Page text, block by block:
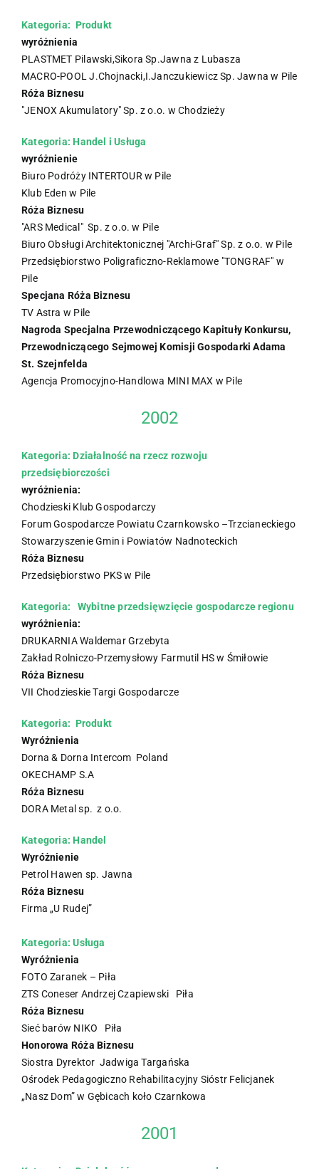
Kategoria: Produkt
wyróżnienia
PLASTMET Pilawski,Sikora Sp.Jawna z Lubasza
MACRO-POOL J.Chojnacki,I.Janczukiewicz Sp. Jawna w Pile
Róża Biznesu
"JENOX Akumulatory" Sp. z o.o. w Chodzieży
Kategoria: Handel i Usługa
wyróżnienie
Biuro Podróży INTERTOUR w Pile
Klub Eden w Pile
Róża Biznesu
"ARS Medical" Sp. z o.o. w Pile
Biuro Obsługi Architektonicznej "Archi-Graf" Sp. z o.o. w Pile
Przedsiębiorstwo Poligraficzno-Reklamowe "TONGRAF" w
Pile
Specjana Róża Biznesu
TV Astra w Pile
Nagroda Specjalna Przewodniczącego Kapituły Konkursu,
Przewodniczącego Sejmowej Komisji Gospodarki Adama
St. Szejnfelda
Agencja Promocyjno-Handlowa MINI MAX w Pile
2002
Kategoria: Działalność na rzecz rozwoju
przedsiębiorczości
wyróżnienia:
Chodzieski Klub Gospodarczy
Forum Gospodarcze Powiatu Czarnkowsko –Trzcianeckiego
Stowarzyszenie Gmin i Powiatów Nadnoteckich
Róża Biznesu
Przedsiębiorstwo PKS w Pile
Kategoria: Wybitne przedsięwzięcie gospodarcze regionu
wyróżnienia:
DRUKARNIA Waldemar Grzebyta
Zakład Rolniczo-Przemysłowy Farmutil HS w Śmiłowie
Róża Biznesu
VII Chodzieskie Targi Gospodarcze
Kategoria: Produkt
Wyróżnienia
Dorna & Dorna Intercom Poland
OKECHAMP S.A
Róża Biznesu
DORA Metal sp. z o.o.
Kategoria: Handel
Wyróżnienie
Petrol Hawen sp. Jawna
Róża Biznesu
Firma „U Rudej”
Kategoria: Usługa
Wyróżnienia
FOTO Zaranek – Piła
ZTS Coneser Andrzej Czapiewski Piła
Róża Biznesu
Sieć barów NIKO Piła
Honorowa Róża Biznesu
Siostra Dyrektor Jadwiga Targańska
Ośrodek Pedagogiczno Rehabilitacyjny Sióstr Felicjanek
„Nasz Dom” w Gębicach koło Czarnkowa
2001